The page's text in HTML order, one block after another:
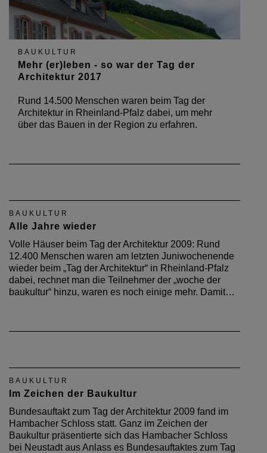
BAUKULTUR
Mehr (er)leben - so war der Tag der
Architektur 2017
Rund 14.500 Menschen waren beim Tag der
Architektur in Rheinland-Pfalz dabei, um mehr
über das Bauen in der Region zu erfahren.
BAUKULTUR
Alle Jahre wieder
Volle Häuser beim Tag der Architektur 2009: Rund
12.400 Menschen waren am letzten Juniwochenende
wieder beim „Tag der Architektur“ in Rheinland-Pfalz
dabei, rechnet man die Teilnehmer der „woche der
baukultur“ hinzu, waren es noch einige mehr. Damit…
BAUKULTUR
Im Zeichen der Baukultur
Bundesauftakt zum Tag der Architektur 2009 fand im
Hambacher Schloss statt. Ganz im Zeichen der
Baukultur präsentierte sich das Hambacher Schloss
bei Neustadt aus Anlass es Bundesauftaktes zum Tag